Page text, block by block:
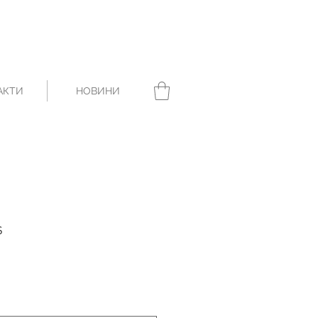
НОВИНИ